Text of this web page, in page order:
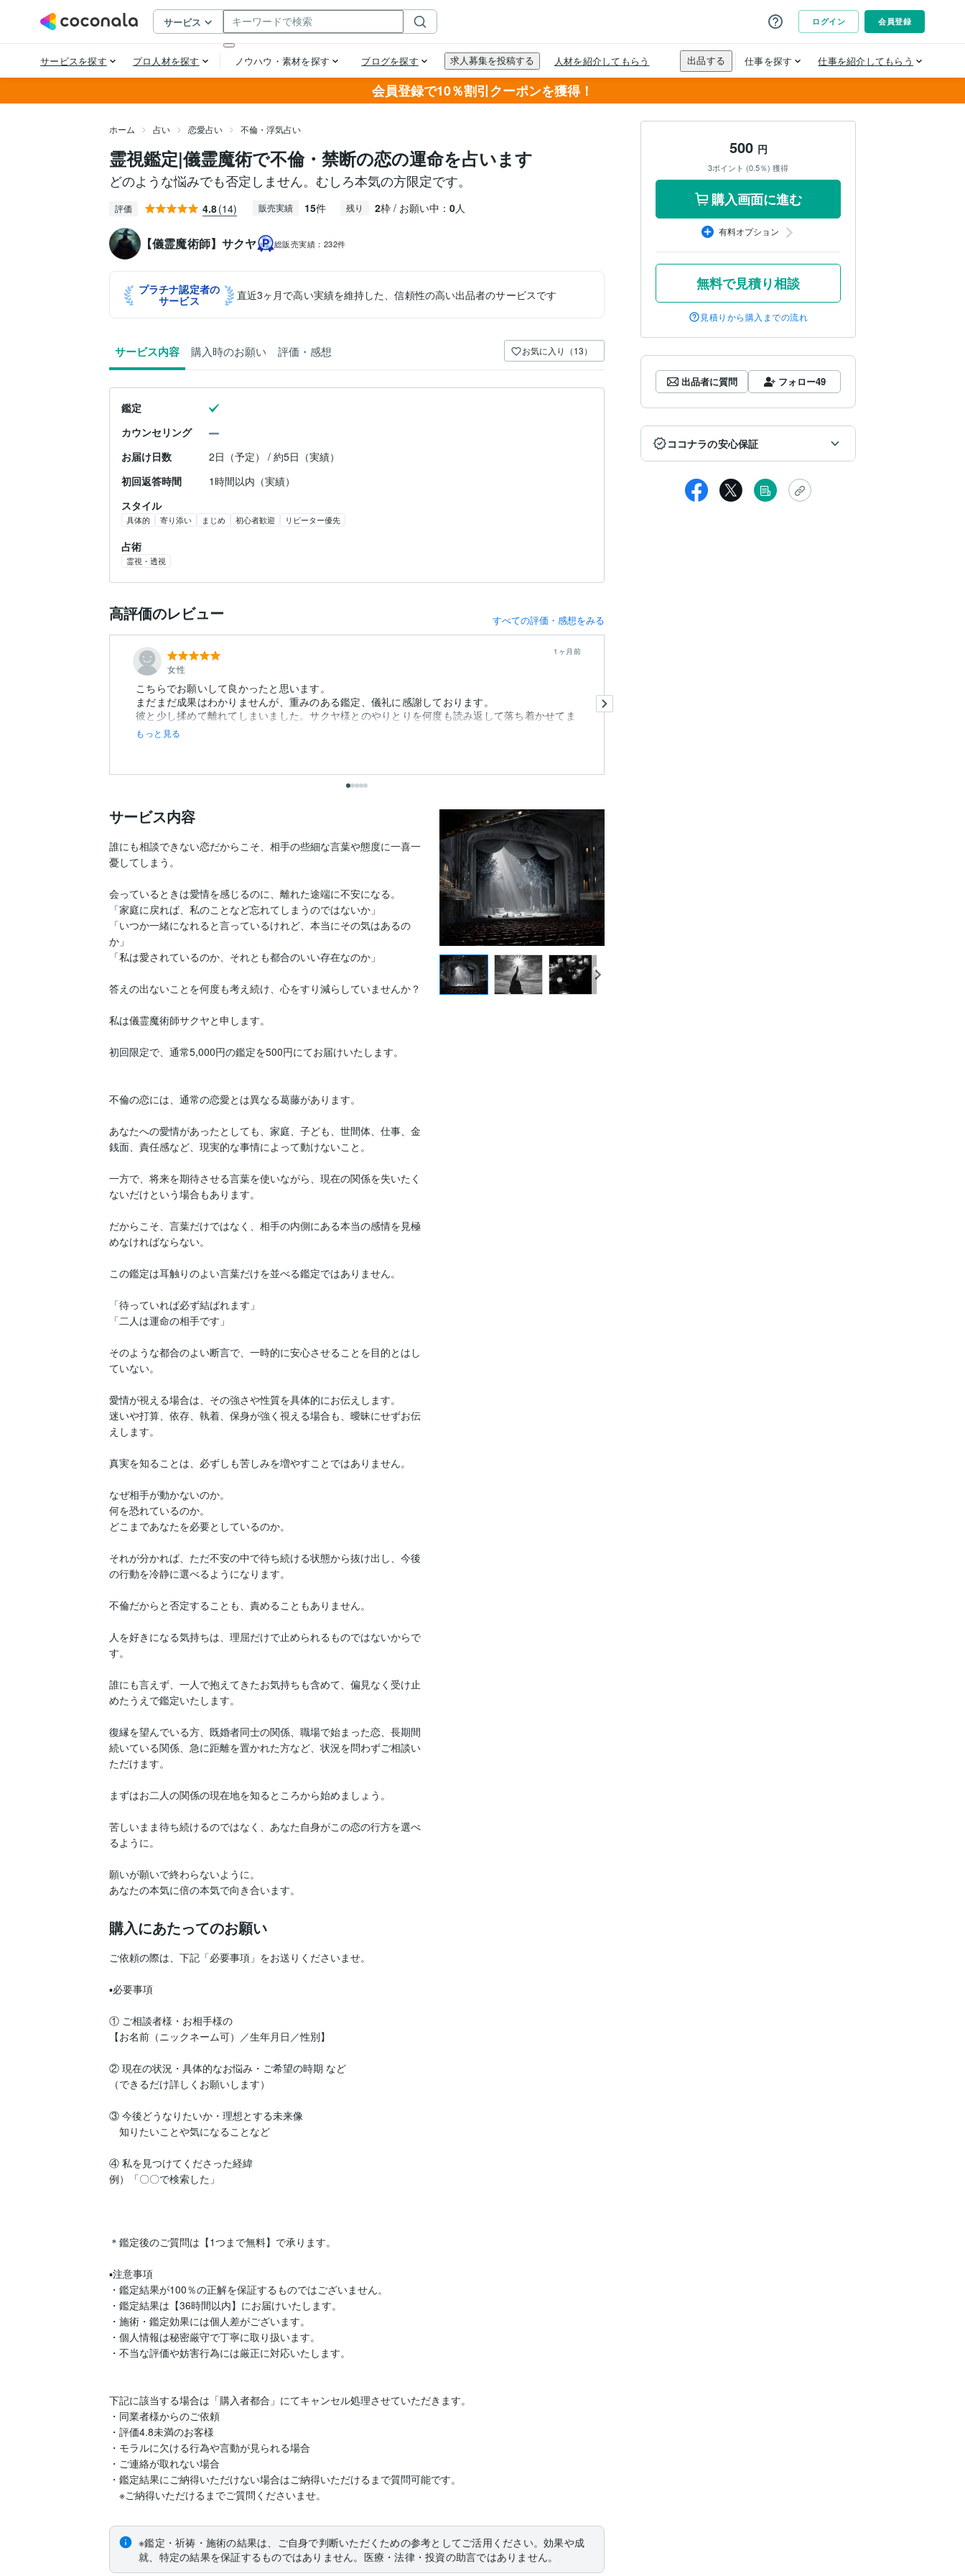
会員登録で10％割引クーポンを獲得！
ホーム 占い 恋愛占い 不倫・浮気占い
霊視鑑定|儀霊魔術で不倫・禁断の恋の運命を占います
どのような悩みでも否定しません。むしろ本気の方限定です。
評価 4.8(14) 販売実績 15件 残り 2枠 / お願い中： 0人
【儀霊魔術師】サクヤ 総販売実績： 232件
プラチナ認定者の
サービス
直近3ヶ月で高い実績を維持した、信頼性の高い出品者のサービスです
サービス内容 購入時のお願い 評価・感想 お気に入り（13）
鑑定
カウンセリング
お届け日数
2日（予定） / 約5日（実績）
初回返答時間
1時間以内（実績）
スタイル
具体的 寄り添い まじめ 初心者歓迎 リピーター優先
占術
霊視・透視
高評価のレビュー すべての評価・感想をみる
女性
1ヶ月前
こちらでお願いして良かったと思います。
まだまだ成果はわかりませんが、重みのある鑑定、儀礼に感謝しております。
彼と少し揉めて離れてしまいました。サクヤ様とのやりとりを何度も読み返して落ち着かせてま
す。
もっと見る
サービス内容
誰にも相談できない恋だからこそ、相手の些細な言葉や態度に一喜一
憂してしまう。
会っているときは愛情を感じるのに、離れた途端に不安になる。
「家庭に戻れば、私のことなど忘れてしまうのではないか」
「いつか一緒になれると言っているけれど、本当にその気はあるの
か」
「私は愛されているのか、それとも都合のいい存在なのか」
答えの出ないことを何度も考え続け、心をすり減らしていませんか？
私は儀霊魔術師サクヤと申します。
初回限定で、通常5,000円の鑑定を500円にてお届けいたします。
不倫の恋には、通常の恋愛とは異なる葛藤があります。
あなたへの愛情があったとしても、家庭、子ども、世間体、仕事、金
銭面、責任感など、現実的な事情によって動けないこと。
一方で、将来を期待させる言葉を使いながら、現在の関係を失いたく
ないだけという場合もあります。
だからこそ、言葉だけではなく、相手の内側にある本当の感情を見極
めなければならない。
この鑑定は耳触りのよい言葉だけを並べる鑑定ではありません。
「待っていれば必ず結ばれます」
「二人は運命の相手です」
そのような都合のよい断言で、一時的に安心させることを目的とはし
ていない。
愛情が視える場合は、その強さや性質を具体的にお伝えします。
迷いや打算、依存、執着、保身が強く視える場合も、曖昧にせずお伝
えします。
真実を知ることは、必ずしも苦しみを増やすことではありません。
なぜ相手が動かないのか。
何を恐れているのか。
どこまであなたを必要としているのか。
それが分かれば、ただ不安の中で待ち続ける状態から抜け出し、今後
の行動を冷静に選べるようになります。
不倫だからと否定することも、責めることもありません。
人を好きになる気持ちは、理屈だけで止められるものではないからで
す。
誰にも言えず、一人で抱えてきたお気持ちも含めて、偏見なく受け止
めたうえで鑑定いたします。
復縁を望んでいる方、既婚者同士の関係、職場で始まった恋、長期間
続いている関係、急に距離を置かれた方など、状況を問わずご相談い
ただけます。
まずはお二人の関係の現在地を知るところから始めましょう。
苦しいまま待ち続けるのではなく、あなた自身がこの恋の行方を選べ
るように。
願いが願いで終わらないように。
あなたの本気に倍の本気で向き合います。
購入にあたってのお願い
ご依頼の際は、下記「必要事項」をお送りくださいませ。
▪️必要事項
① ご相談者様・お相手様の
【お名前（ニックネーム可）／生年月日／性別】
② 現在の状況・具体的なお悩み・ご希望の時期 など
（できるだけ詳しくお願いします）
③ 今後どうなりたいか・理想とする未来像
知りたいことや気になることなど
④ 私を見つけてくださった経緯
例）「〇〇で検索した」
＊鑑定後のご質問は【1つまで無料】で承ります。
▪️注意事項
・鑑定結果が100％の正解を保証するものではございません。
・鑑定結果は【36時間以内】にお届けいたします。
・施術・鑑定効果には個人差がございます。
・個人情報は秘密厳守で丁寧に取り扱います。
・不当な評価や妨害行為には厳正に対応いたします。
下記に該当する場合は「購入者都合」にてキャンセル処理させていただきます。
・同業者様からのご依頼
・評価4.8未満のお客様
・モラルに欠ける行為や言動が見られる場合
・ご連絡が取れない場合
・鑑定結果にご納得いただけない場合はご納得いただけるまで質問可能です。
※ご納得いただけるまでご質問くださいませ。
※鑑定・祈祷・施術の結果は、ご自身で判断いただくための参考としてご活用ください。効果や成
就、特定の結果を保証するものではありません。医療・法律・投資の助言ではありません。
500 円
3ポイント (0.5％) 獲得
購入画面に進む
有料オプション
無料で見積り相談
見積りから購入までの流れ
出品者に質問 フォロー49
ココナラの安心保証